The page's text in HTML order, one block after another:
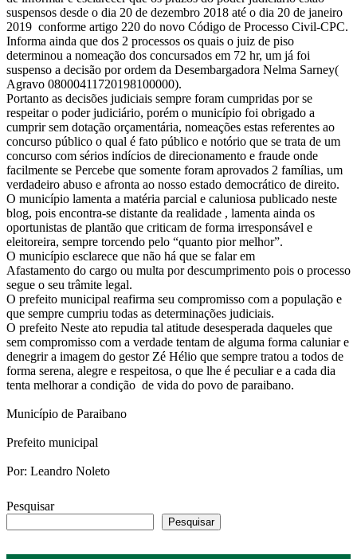
suspensos desde o dia 20 de dezembro 2018 até o dia 20 de janeiro
2019 conforme artigo 220 do novo Código de Processo Civil-CPC.
Informa ainda que dos 2 processos os quais o juiz de piso
determinou a nomeação dos concursados em 72 hr, um já foi
suspenso a decisão por ordem da Desembargadora Nelma Sarney(
Agravo 08000411720198100000).
Portanto as decisões judiciais sempre foram cumpridas por se
respeitar o poder judiciário, porém o município foi obrigado a
cumprir sem dotação orçamentária, nomeações estas referentes ao
concurso público o qual é fato público e notório que se trata de um
concurso com sérios indícios de direcionamento e fraude onde
facilmente se Percebe que somente foram aprovados 2 famílias, um
verdadeiro abuso e afronta ao nosso estado democrático de direito.
O município lamenta a matéria parcial e caluniosa publicado neste
blog, pois encontra-se distante da realidade , lamenta ainda os
oportunistas de plantão que criticam de forma irresponsável e
eleitoreira, sempre torcendo pelo “quanto pior melhor”.
O município esclarece que não há que se falar em
Afastamento do cargo ou multa por descumprimento pois o processo
segue o seu trâmite legal.
O prefeito municipal reafirma seu compromisso com a população e
que sempre cumpriu todas as determinações judiciais.
O prefeito Neste ato repudia tal atitude desesperada daqueles que
sem compromisso com a verdade tentam de alguma forma caluniar e
denegrir a imagem do gestor Zé Hélio que sempre tratou a todos de
forma serena, alegre e respeitosa, o que lhe é peculiar e a cada dia
tenta melhorar a condição de vida do povo de paraibano.
Município de Paraibano
Prefeito municipal
Por: Leandro Noleto
Pesquisar
Pesquisar